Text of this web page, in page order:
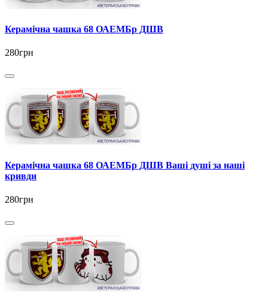
Керамічна чашка 68 ОАЕМБр ДШВ
280грн
Керамічна чашка 68 ОАЕМБр ДШВ Ваші душі за наші
кривди
280грн